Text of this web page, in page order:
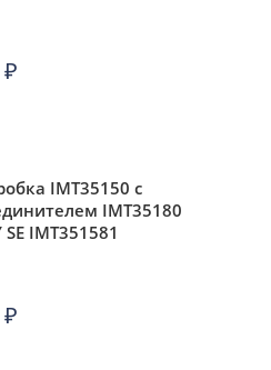
₽
IMT35150 с
IMT35180
SE IMT351581
₽